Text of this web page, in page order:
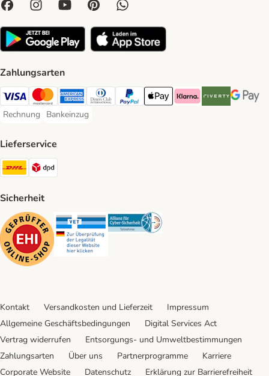
Zahlungsarten
Visa Payment Method
Mastercard Payment Method
American Express Payment Method
Diners Club Payment Method
PayPal Payment Method
Apple Pay Payment Method
Klarna Payment Method
Riverty Payment
Google
Rechnung
Rechnung Payment Method
Bankeinzug
Bankeinzug Payment Method
Lieferservice
DHL Shipping Method
Sicherheit
Security Security Security
Kontakt Versandkosten und Lieferzeit
Impressum
Allgemeine Geschäftsbedingungen
Digital Services Act
Vertrag widerrufen
Entsorgungs- und Umweltbestimmungen
Zahlungsarten
Über uns Partnerprogramme
Karriere
Corporate Website
Datenschutz Erklärung zur Barrierefreiheit